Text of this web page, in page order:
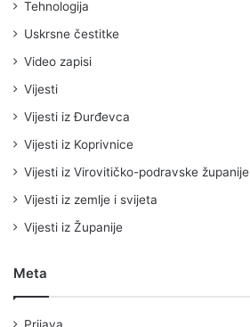
Tehnologija
Uskrsne čestitke
Video zapisi
Vijesti
Vijesti iz Đurđevca
Vijesti iz Koprivnice
Vijesti iz Virovitičko-podravske županije
Vijesti iz zemlje i svijeta
Vijesti iz Županije
Meta
Prijava